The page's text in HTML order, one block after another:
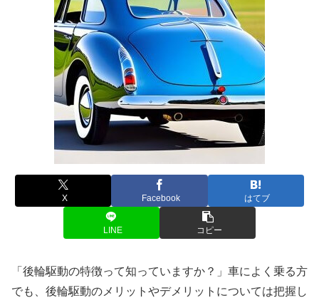
X Facebook はてブ
LINE コピー
「後輪駆動の特徴って知っていますか？」車によく乗る方
でも、後輪駆動のメリットやデメリットについては把握し